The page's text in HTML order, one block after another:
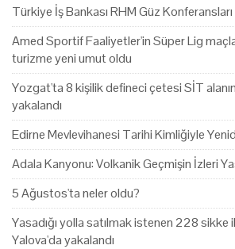
Türkiye İş Bankası RHM Güz Konferansları
Amed Sportif Faaliyetler'in Süper Lig
turizme yeni umut oldu
Yozgat'ta 8 kişilik defineci çetesi SİT
yakalandı
Edirne Mevlevihanesi Tarihi Kimliğiyle
Adala Kanyonu: Volkanik Geçmişin İzleri
5 Ağustos'ta neler oldu?
Yasadığı yolla satılmak istenen 228
Yalova'da yakalandı